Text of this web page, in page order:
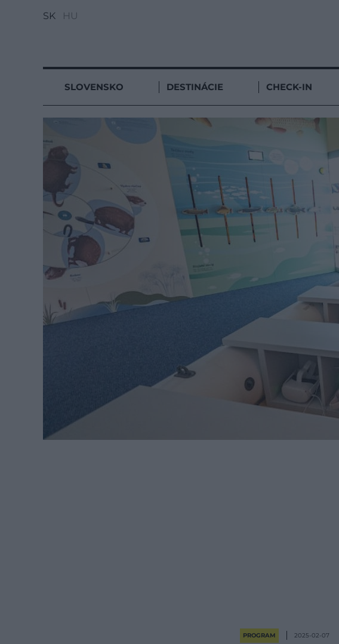
SK HU
SLOVENSKO DESTINÁCIE CHECK-IN
PROGRAM 2025-02-07